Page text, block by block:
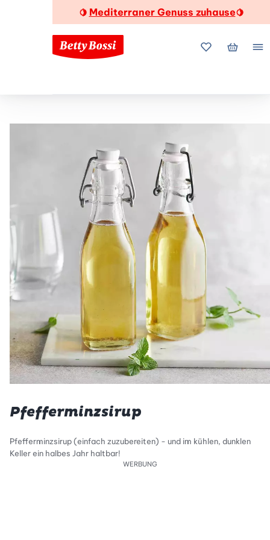
🍋 Mediterraner Genuss zuhause🍋
MeineMein
Pfefferminzsirup
Pfefferminzsirup (einfach zuzubereiten) - und im kühlen, dunklen
Keller ein halbes Jahr haltbar!
WERBUNG